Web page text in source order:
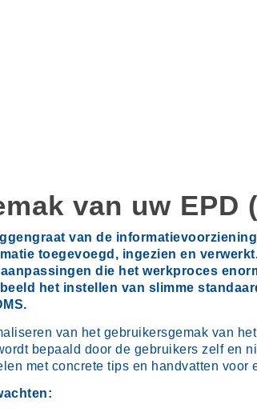
van uw EPD
van de
toegevoegd, ingezien en
die het werkproces
het instellen van slimme
van het gebruikersgemak van
bepaald door de gebruikers zelf en
met concrete tips en handvatten voor